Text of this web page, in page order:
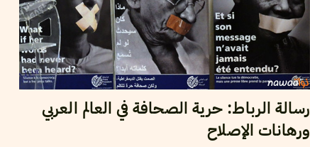
رسالة الرباط: حرية الصحافة في العالم العربي
ورهانات الإصلاح